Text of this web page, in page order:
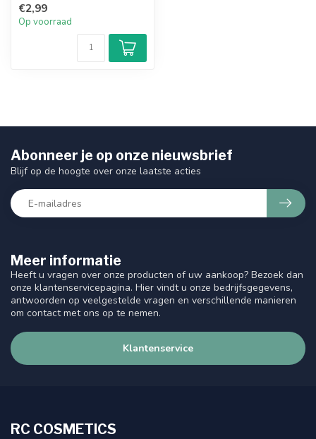
geven m...
€2,99
Op voorraad
Meer informatie
Heeft u vragen over onze producten of uw aankoop? Bezoek dan
onze klantenservicepagina. Hier vindt u onze bedrijfsgegevens,
antwoorden op veelgestelde vragen en verschillende manieren
om contact met ons op te nemen.
Klantenservice
Abonneer je op onze nieuwsbrief
Blijf op de hoogte over onze laatste acties
RC COSMETICS